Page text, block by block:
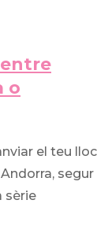
o
el teu lloc
segur
sèrie